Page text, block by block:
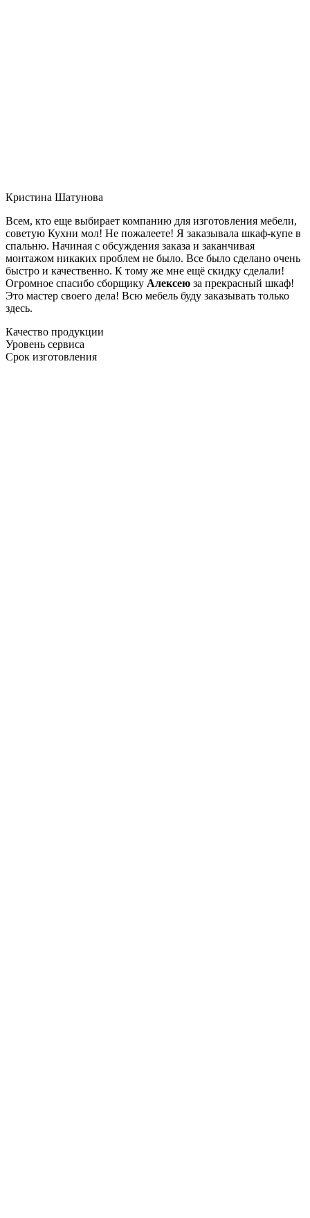
Кристина Шатунова
Всем, кто еще выбирает компанию для изготовления мебели,
советую Кухни мол! Не пожалеете! Я заказывала шкаф-купе в
спальню. Начиная с обсуждения заказа и заканчивая
монтажом никаких проблем не было. Все было сделано очень
быстро и качественно. К тому же мне ещё скидку сделали!
Огромное спасибо сборщику Алексею за прекрасный шкаф!
Это мастер своего дела! Всю мебель буду заказывать только
здесь.
Качество продукции
Уровень сервиса
Срок изготовления